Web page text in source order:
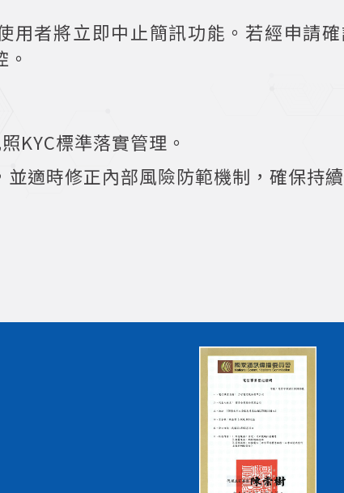
用者將立即中止簡訊功能。若經申請
KYC標準落實管理。
適時修正內部風險防範機制，確保持